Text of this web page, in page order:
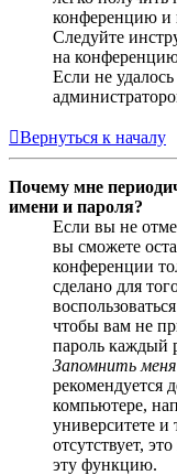
конференцию и
Следуйте
на
Если не
Вернуться к началу
Почему мне
имени и пароля?
Если вы не
вы сможете
конференции
сделано для
чтобы вам не
пароль каждый
Запомнить меня
рекомендуется
компьютере,
университете и
отсутствует,
эту функцию.